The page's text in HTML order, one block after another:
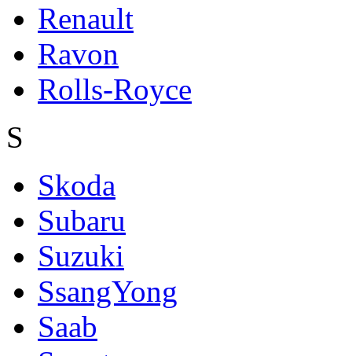
Renault
Ravon
Rolls-Royce
S
Skoda
Subaru
Suzuki
SsangYong
Saab